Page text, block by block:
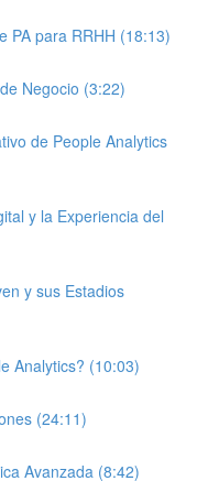
PA para RRHH (18:13)
Negocio (3:22)
de People Analytics
y la Experiencia del
y sus Estadios
Analytics? (10:03)
(24:11)
Avanzada (8:42)